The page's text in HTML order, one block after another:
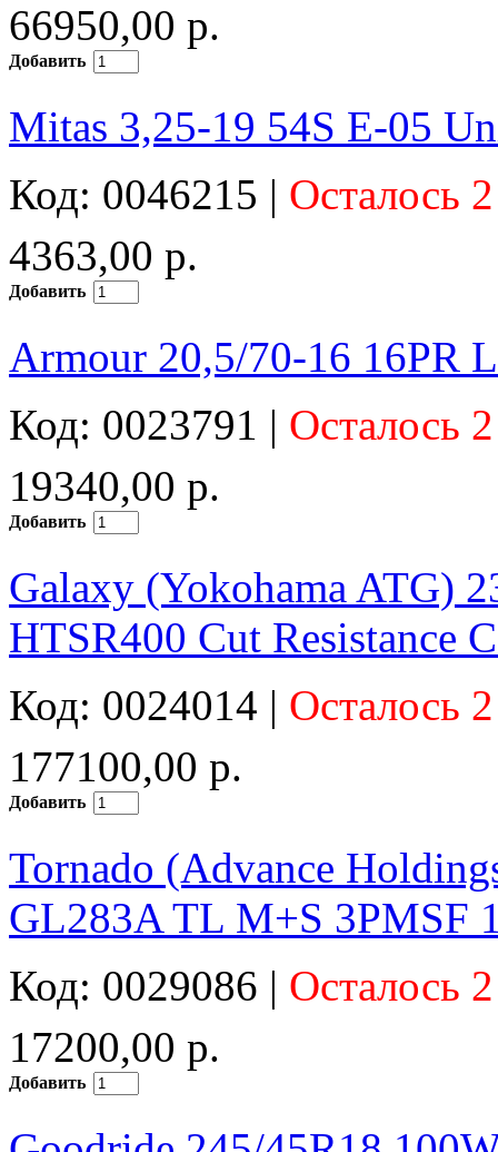
66950,00 р.
Добавить
Mitas 3,25-19 54S E-05
Код: 0046215 | Осталось
4363,00 р.
Добавить
Armour 20,5/70-16
Код: 0023791 | Осталось
19340,00 р.
Добавить
Galaxy (Yokohama ATG)
HTSR400 Cut
Код: 0024014 | Осталось
177100,00 р.
Добавить
Tornado (Advance
GL283A TL M+S 3PMSF
Код: 0029086 | Осталось
17200,00 р.
Добавить